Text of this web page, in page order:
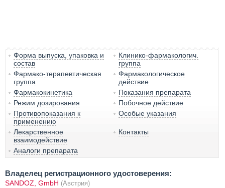
Форма выпуска, упаковка и
состав
Клинико-фармакологич.
группа
Фармако-терапевтическая
группа
Фармакологическое
действие
Фармакокинетика
Показания препарата
Режим дозирования
Побочное действие
Противопоказания к
применению
Особые указания
Лекарственное
взаимодействие
Контакты
Аналоги препарата
Владелец регистрационного удостоверения:
SANDOZ, GmbH (Австрия)